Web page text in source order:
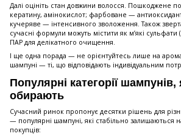
Далі оцініть стан довжини волосся. Пошкоджене
кератину, амінокислот; фарбоване —
кучеряве — інтенсивного зволоження. Також
сучасні формули можуть містити як м’які сульфати
ПАР для делікатного очищення.
І ще одна порада — не орієнтуйтесь лише на
шампуні — ті, що відповідають індивідуальним
Популярні категорії шампунів,
обирають
Сучасний ринок пропонує десятки рішень для
— популярні шампуні, які стабільно залишаються
покупців: